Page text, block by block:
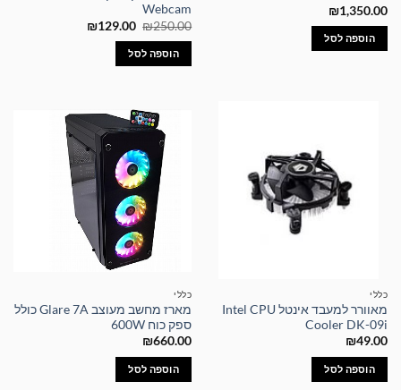
₪1,350.00
הוספה לסל
Webcam
₪250.00
המחיר
היה:
₪250.00.
₪129.00
המחיר
הוספה לסל
כללי
מאוורר למעבד אינטל Intel CPU
Cooler DK-09i
₪49.00
הוספה לסל
כללי
מארז מחשב מעוצב Glare 7A כולל
ספק כוח 600W
₪660.00
הוספה לסל